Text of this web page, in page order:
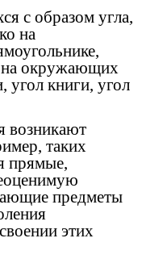
с образом угла,
на
на окружающих
угол книги, угол
возникают
таких
прямые,
предметы
этих